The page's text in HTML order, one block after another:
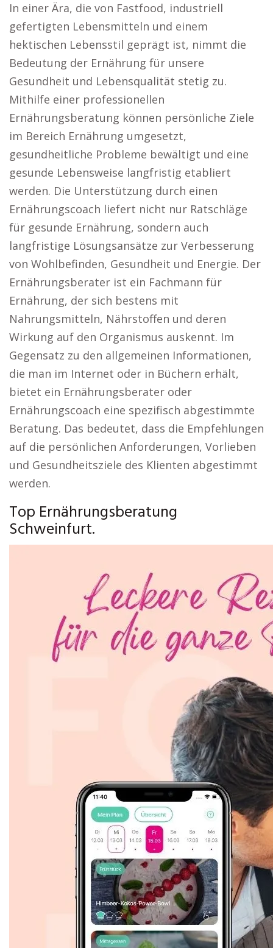
In einer Ära, die von Fastfood, industriell
gefertigten Lebensmitteln und einem
hektischen Lebensstil geprägt ist, nimmt die
Bedeutung der Ernährung für unsere
Gesundheit und Lebensqualität stetig zu.
Mithilfe einer professionellen
Ernährungsberatung können persönliche Ziele
im Bereich Ernährung umgesetzt,
gesundheitliche Probleme bewältigt und eine
gesunde Lebensweise langfristig etabliert
werden. Die Unterstützung durch einen
Ernährungscoach liefert nicht nur Ratschläge
für gesunde Ernährung, sondern auch
langfristige Lösungsansätze zur Verbesserung
von Wohlbefinden, Gesundheit und Energie. Der
Ernährungsberater ist ein Fachmann für
Ernährung, der sich bestens mit
Nahrungsmitteln, Nährstoffen und deren
Wirkung auf den Organismus auskennt. Im
Gegensatz zu den allgemeinen Informationen,
die man im Internet oder in Büchern erhält,
bietet ein Ernährungsberater oder
Ernährungscoach eine spezifisch abgestimmte
Beratung. Das bedeutet, dass die Empfehlungen
auf die persönlichen Anforderungen, Vorlieben
und Gesundheitsziele des Klienten abgestimmt
werden.
Top Ernährungsberatung
Schweinfurt.